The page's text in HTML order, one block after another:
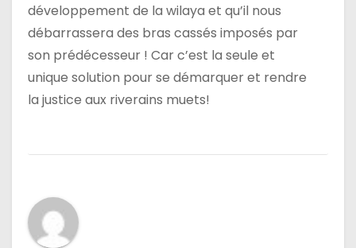
développement de la wilaya et qu’il nous
débarrassera des bras cassés imposés par
son prédécesseur ! Car c’est la seule et
unique solution pour se démarquer et rendre
la justice aux riverains muets!